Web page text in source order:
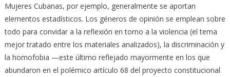
Mujeres Cubanas, por ejemplo, generalmente se aportan
elementos estadísticos. Los géneros de opinión se emplean sobre
todo para convidar a la reflexión en torno a la violencia (el tema
mejor tratado entre los materiales analizados), la discriminación y
la homofobia —este último reflejado mayormente en los que
abundaron en el polémico artículo 68 del proyecto constitucional